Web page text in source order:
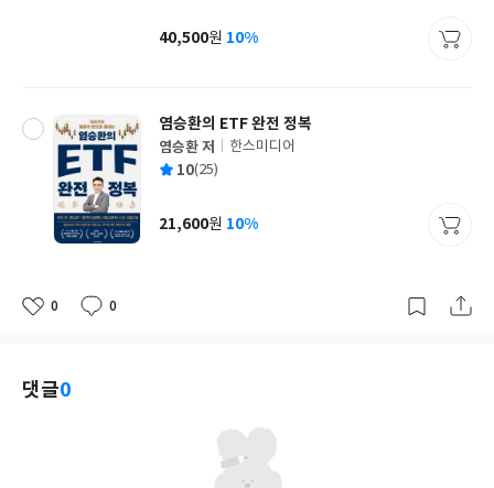
사
가
40,500원 10%
염승환의 ETF 완전 정복
글
쓴
염승환 저
출
사
한스미디어
평 10(25)
가
21,600원 10%
좋
0
댓
0
작
댓글0